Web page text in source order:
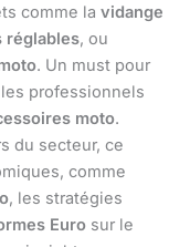
comme la vidange
réglables, ou
. Un must pour
professionnels
moto.
du secteur, ce
comme
, les stratégies
Euro sur le